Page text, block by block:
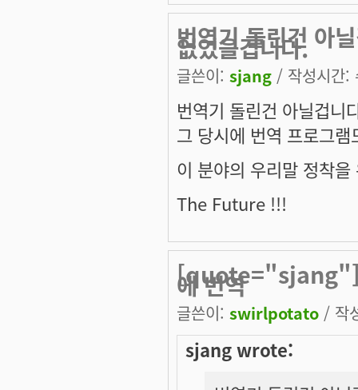
번역기 돌린건 아
없었을겁니다.
글쓴이: sjang / 작성시간
번역기 돌린건 아닐겁니
그 당시에 번역 프로그
이 분야의 우리말 정착
The Future !!!
[quote="sjang"]
에 번역
글쓴이: swirlpotato / 작
sjang wrote: